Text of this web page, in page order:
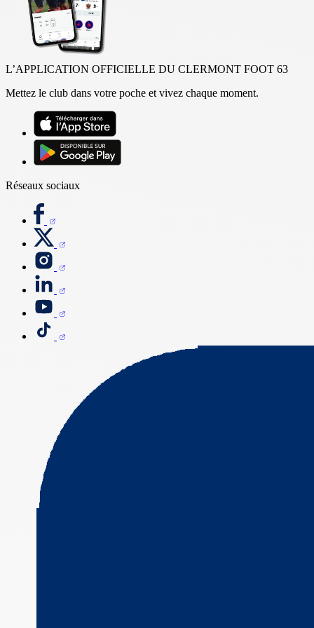
L’APPLICATION OFFICIELLE DU CLERMONT FOOT 63
Mettez le club dans votre poche et vivez chaque moment.
Réseaux sociaux